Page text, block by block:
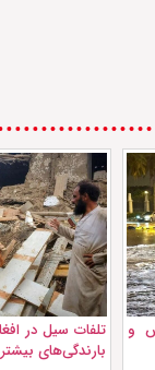
و
بارندگی‌های